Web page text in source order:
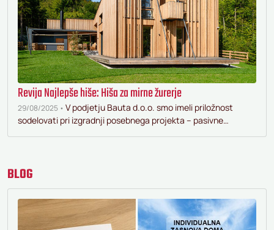
Revija Najlepše hiše: Hiša za mirne žurerje
29/08/2025 • V podjetju Bauta d.o.o. smo imeli priložnost
sodelovati pri izgradnji posebnega projekta – pasivne…
BLOG